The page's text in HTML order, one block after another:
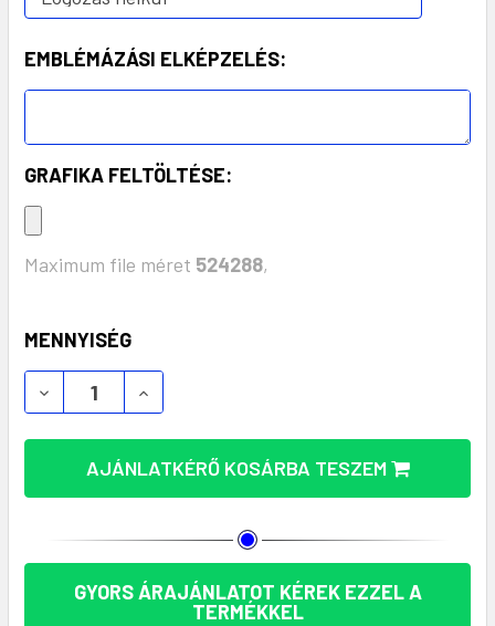
EMBLÉMÁZÁSI ELKÉPZELÉS:
GRAFIKA FELTÖLTÉSE:
Maximum file méret 524288,
KÉSZLET:
MENNYISÉG
SUBOSHOP PLUS: EGYEDI RPET BEVÁSÁRLÓTÁSKA
SUBOSHOP PLUS: EGYEDI RPET
AJÁNLATKÉRŐ KOSÁRBA TESZEM
GYORS ÁRAJÁNLATOT KÉREK EZZEL A
TERMÉKKEL